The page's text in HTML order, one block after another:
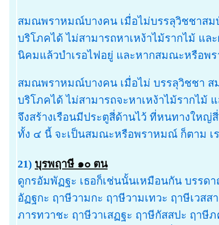
สมณพราหมณ์บางคน เมื่อไม่บรรลุวิชชาส
บริโภคได้ ไม่สามารถหาเหง้าไม้รากไม้ แล
นิคมแล้วบำเรอไฟอยู่ และหากสมณะหรือพ
สมณพราหมณ์บางคน เมื่อไม่ บรรลุวิชชา
บริโภคได้ ไม่สามารถจะหาเหง้าไม้รากไม้
จึงสร้างเรือนมีประตูสี่ด้านไว้ ที่หนทางใหญ่
ทั้ง ๔ นี้ จะเป็นสมณะหรือพราหมณ์ ก็ตาม เ
21) บุรพฤาษี ๑๐ ตน
ดูกรอัมพัฏฐะ เธอก็เช่นนั้นเหมือนกัน บรรด
อัฏฐกะ ฤาษีวามกะ ฤาษีวามเทวะ ฤาษีเวส
ภารทวาชะ ฤาษีวาเสฏฐะ ฤาษีกัสสปะ ฤา